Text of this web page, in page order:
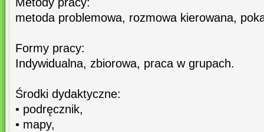
metoda problemowa, rozmowa kierowana,
Formy pracy:
Indywidualna, zbiorowa, praca w grupach.
Środki dydaktyczne:
• podręcznik,
• mapy,